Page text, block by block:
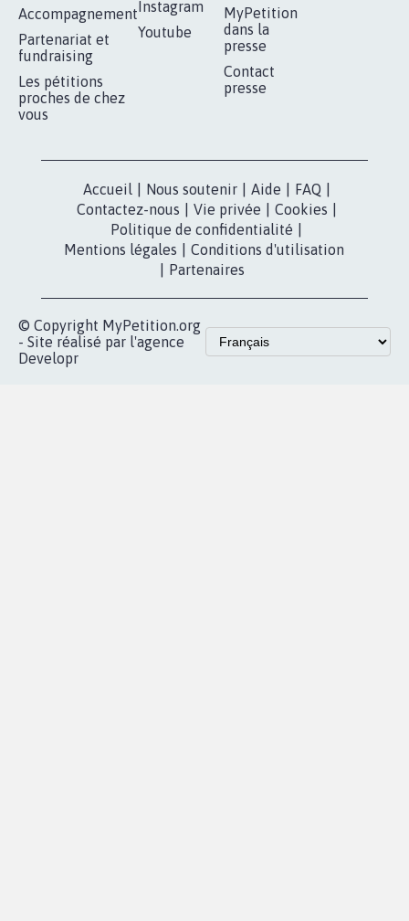
Accompagnement
Partenariat et
fundraising
Les pétitions
proches de chez
vous
Instagram
Youtube
MyPetition
dans la
presse
Contact
presse
Accueil Nous soutenir Aide FAQ
Contactez-nous
Vie privée Cookies
Politique de confidentialité
Mentions légales
Conditions d'utilisation
Partenaires
© Copyright MyPetition.org
- Site réalisé par l'agence
Developr